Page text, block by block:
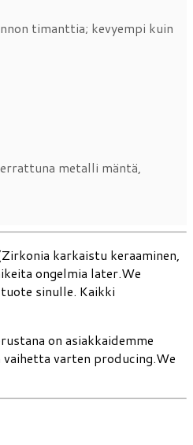
timanttia; kevyempi kuin
metalli mäntä,
karkaistu keraaminen,
ongelmia later.We
sinulle. Kaikki
on asiakkaidemme
varten producing.We